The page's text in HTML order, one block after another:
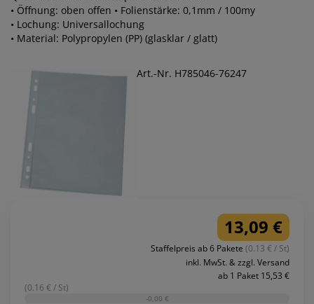
• Öffnung: oben offen • Folienstärke: 0,1mm / 100my
• Lochung: Universallochung
• Material: Polypropylen (PP) (glasklar / glatt)
Art.-Nr. H785046-76247
13,09 €
Staffelpreis ab 6 Pakete (0.13 € / St)
inkl. MwSt. & zzgl. Versand
ab 1 Paket 15,53 €
(0.16 € / St)
-0,00 €